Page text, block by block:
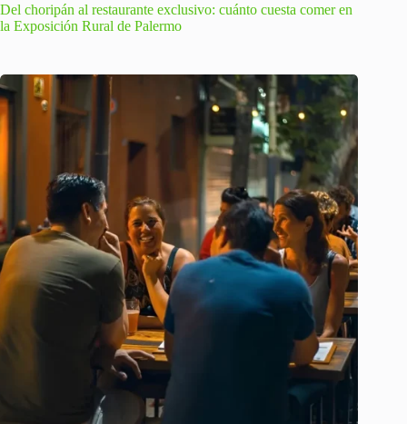
Del choripán al restaurante exclusivo: cuánto cuesta comer en
la Exposición Rural de Palermo